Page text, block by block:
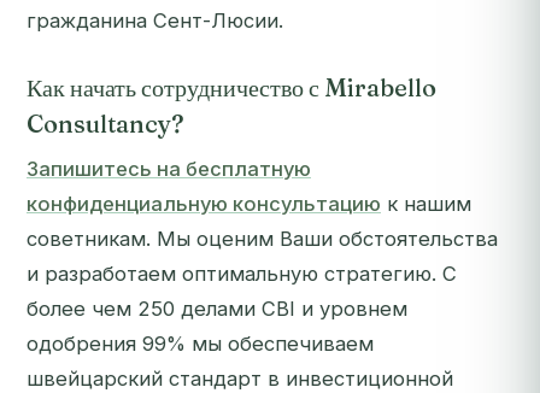
гражданина Сент-Люсии.
Как начать сотрудничество с Mirabello
Consultancy?
Запишитесь на бесплатную
конфиденциальную консультацию к нашим
советникам. Мы оценим Ваши обстоятельства
и разработаем оптимальную стратегию. С
более чем 250 делами CBI и уровнем
одобрения 99% мы обеспечиваем
швейцарский стандарт в инвестиционной